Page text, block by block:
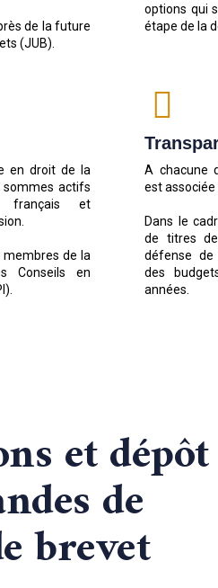
de la future
(JUB).
options qui
étape de la
en droit de la
sommes actifs
français et
de la
Conseils en
A chacune
est associée
Dans le
de titres
défense de
des
années.
et dépôt
de
brevet